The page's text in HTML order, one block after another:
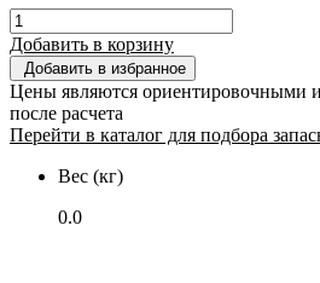
Добавить в корзину
Добавить в избранное
Цены являются ориентировочными
после расчета
Перейти в каталог для подбора
Вес (кг)
0.0